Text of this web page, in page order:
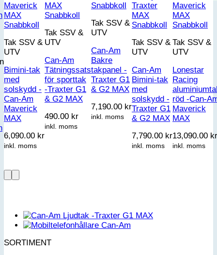
Snabbkoll
Tak SSV &
UTV
Bimini-tak
med
solskydd -
Can-Am
Maverick
MAX
6,090.00 kr
inkl. moms
Snabbkoll
Tak SSV &
UTV
Can-Am
Tätningssats
för sporttak
-Traxter G1
& G2 MAX
490.00 kr
inkl. moms
Snabbkoll
Tak SSV &
UTV
Can-Am
Bakre
takpanel -
Traxter G1
& G2 MAX
7,190.00 kr
inkl. moms
Snabbkoll
Tak SSV &
UTV
Can-Am
Bimini-tak
med
solskydd -
Traxter G1
& G2 MAX
7,790.00 kr
inkl. moms
Snabbkoll
Tak SSV &
UTV
Lonestar
Racing
röd -Can-
Maverick
MAX
13,090.00
inkl. moms
SORTIMENT